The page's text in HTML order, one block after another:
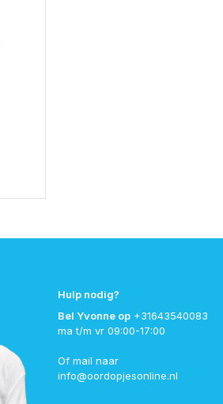
Hulp nodig?
Bel Yvonne op +31643540083
ma t/m vr 09:00-17:00
Of mail naar
info@oordopjesonline.nl